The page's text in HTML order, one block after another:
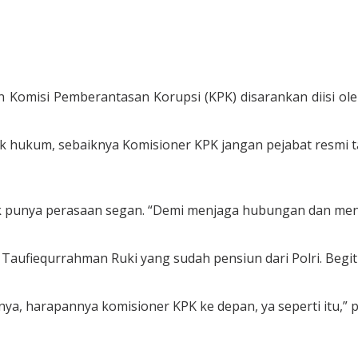
Komisi Pemberantasan Korupsi (KPK) disarankan diisi
sebaiknya Komisioner KPK jangan pejabat
perasaan segan. “Demi menjaga hubungan dan
Ruki yang sudah pensiun dari Polri.
harapannya komisioner KPK ke depan, ya seperti itu,”